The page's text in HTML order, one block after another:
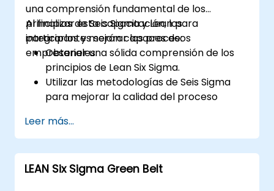
una comprensión fundamental de los
principios de Seis Sigma y Lean para
integrarlos y mejorar los procesos
empresariales.
Al finalizar esta capacitación, los
participantes serán capaces de:
Obtener una sólida comprensión de los
principios de Lean Six Sigma.
Utilizar las metodologías de Seis Sigma
para mejorar la calidad del proceso
minimizando la variabilidad.
Integrar las metodologías Lean y Seis
Sigma para lograr mejoras de procesos
más eficientes y efectivas.
Leer más...
LEAN Six Sigma Green Belt